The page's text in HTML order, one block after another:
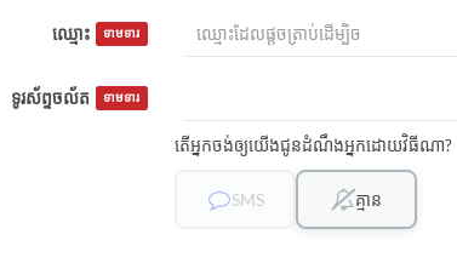
ឈ្មោះ ទាមទារ
ទូរស័ព្ទចល័ត ទាមទារ
តើអ្នកចង់ឲ្យយើងជូនដំណឹងអ្នកដោយវិធីណា?
SMS គ្មាន